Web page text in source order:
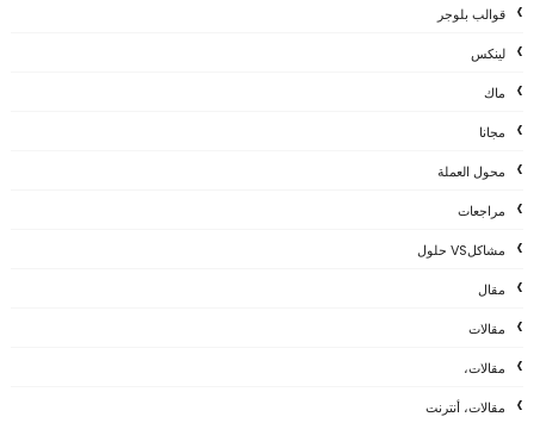
قوالب بلوجر
لينكس
ماك
مجانا
محول العملة
مراجعات
مشاكلVS حلول
مقال
مقالات
مقالات،
مقالات، أنترنت